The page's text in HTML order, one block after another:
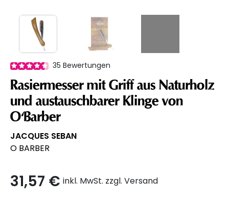
35 Bewertungen
Rasiermesser mit Griff aus Naturholz
und austauschbarer Klinge von
O'Barber
JACQUES SEBAN
O BARBER
31,57 € inkl. MwSt. zzgl. Versand